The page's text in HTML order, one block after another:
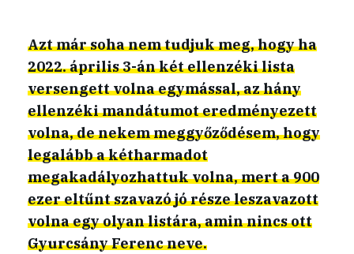
Azt már soha nem tudjuk meg, hogy ha
2022. április 3-án két ellenzéki lista
versengett volna egymással, az hány
ellenzéki mandátumot eredményezett
volna, de nekem meggyőződésem, hogy
legalább a kétharmadot
megakadályozhattuk volna, mert a 900
ezer eltűnt szavazó jó része leszavazott
volna egy olyan listára, amin nincs ott
Gyurcsány Ferenc neve.